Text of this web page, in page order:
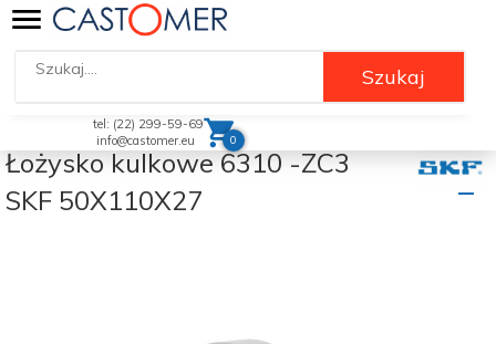
Szukaj
0
tel: (22) 299-59-69
info@castomer.eu
Łożysko kulkowe 6310 -ZC3
SKF 50X110X27